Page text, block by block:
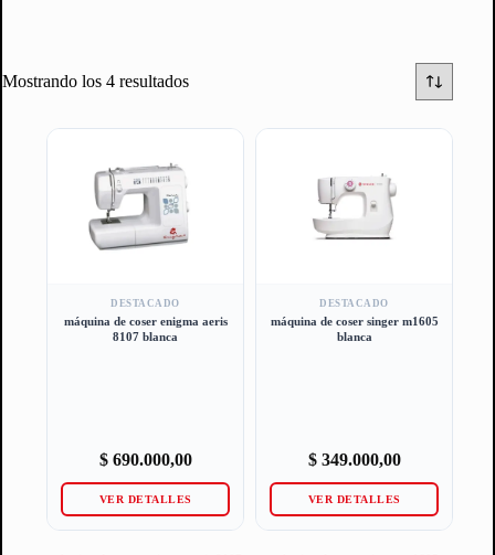
Mostrando los 4 resultados
DESTACADO
máquina de coser enigma aeris
8107 blanca
$690.000,00
VER DETALLES
DESTACADO
máquina de coser singer m1605
blanca
$349.000,00
VER DETALLES